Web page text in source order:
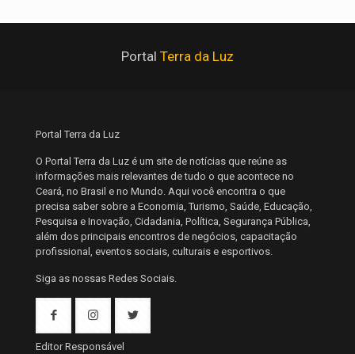
Portal Terra da Luz
Portal Terra da Luz
O Portal Terra da Luz é um site de notícias que reúne as
informações mais relevantes de tudo o que acontece no
Ceará, no Brasil e no Mundo. Aqui você encontra o que
precisa saber sobre a Economia, Turismo, Saúde, Educação,
Pesquisa e Inovação, Cidadania, Política, Segurança Pública,
além dos principais encontros de negócios, capacitação
profissional, eventos sociais, culturais e esportivos.
Siga as nossas Redes Sociais.
Editor Responsável